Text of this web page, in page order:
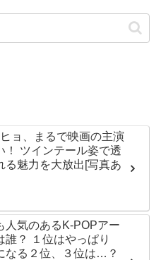
ョ、まるで映画の主演
！ ツインテール姿で透
る魅力を大放出[写真あ
人気のあるK-POPアー
誰？ １位はやっぱり
なる２位、３位は…？